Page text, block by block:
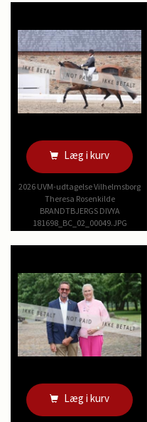
Læg i kurv
2026 UVM-udtagelse Vilhelmsborg
Theresa Rosenkilde
BRANDTBJERGS DIVYA
181698_BC_02_00049.JPG
Læg i kurv